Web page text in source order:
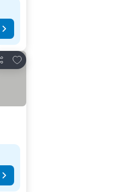
Aggiungi ai preferiti